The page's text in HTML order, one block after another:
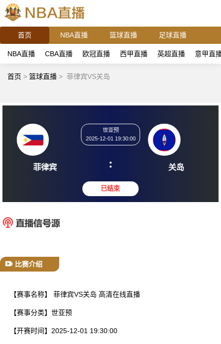
首页 NBA直播 篮球直播 足球直播
NBA直播 CBA直播 欧冠直播 西甲直播 英超直播 意甲直
首页 > 篮球直播 > 菲律宾VS关岛
菲律宾
2025-12-01 19:30:00
: 关
比赛介绍
【赛事名称】 菲律宾VS关岛 高清在线直播
【赛事分类】 世亚预
【开赛时间】 2025-12-01 19:30:00